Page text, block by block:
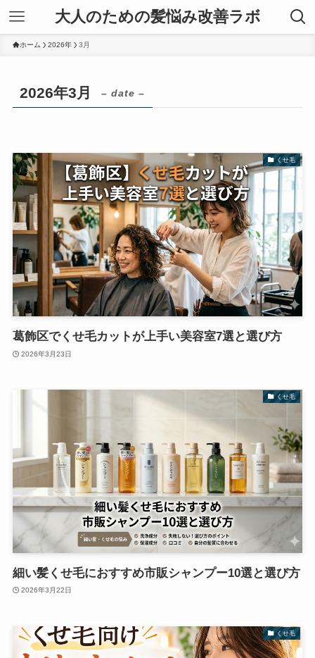
大人のための髪悩み改善ラボ
ホーム 2026年 3月
2026年3月 – date –
くせ毛
葛飾区でくせ毛カットが上手い美容室7選と選び方
2026年3月23日
くせ毛
細い髪くせ毛におすすめ市販シャンプー10選と選び方
2026年3月22日
くせ毛